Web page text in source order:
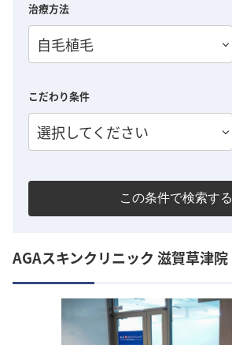
治療方法
自毛植毛
こだわり条件
選択してください
この条件で検索する
AGAスキンクリニック 滋賀草津院